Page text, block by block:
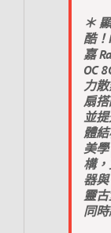
＊
酷
嘉
OC
力
扇
並
體
美
構
器
靈
同